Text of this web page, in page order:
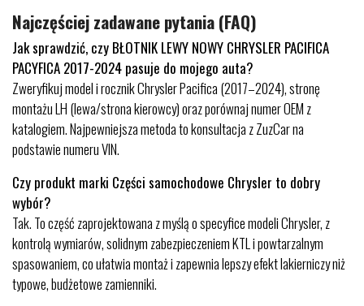
Najczęściej zadawane pytania (FAQ)
Jak sprawdzić, czy BŁOTNIK LEWY NOWY CHRYSLER PACIFICA
PACYFICA 2017-2024 pasuje do mojego auta?
Zweryfikuj model i rocznik Chrysler Pacifica (2017–2024), stronę
montażu LH (lewa/strona kierowcy) oraz porównaj numer OEM z
katalogiem. Najpewniejsza metoda to konsultacja z ZuzCar na
podstawie numeru VIN.
Czy produkt marki Części samochodowe Chrysler to dobry
wybór?
Tak. To część zaprojektowana z myślą o specyfice modeli Chrysler, z
kontrolą wymiarów, solidnym zabezpieczeniem KTL i powtarzalnym
spasowaniem, co ułatwia montaż i zapewnia lepszy efekt lakierniczy niż
typowe, budżetowe zamienniki.